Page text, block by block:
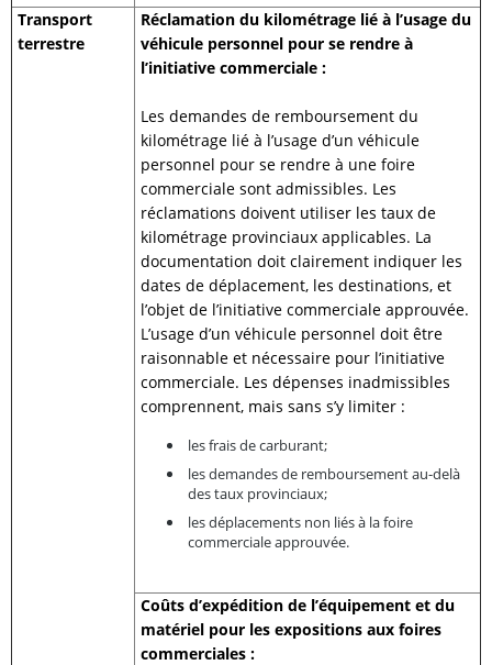
Transport
terrestre
Réclamation du kilométrage lié à l’usage du
véhicule personnel pour se rendre à
l’initiative commerciale :
Les demandes de remboursement du
kilométrage lié à l’usage d’un véhicule
personnel pour se rendre à une foire
commerciale sont admissibles. Les
réclamations doivent utiliser les taux de
kilométrage provinciaux applicables. La
documentation doit clairement indiquer les
dates de déplacement, les destinations, et
l’objet de l’initiative commerciale approuvée.
L’usage d’un véhicule personnel doit être
raisonnable et nécessaire pour l’initiative
commerciale. Les dépenses inadmissibles
comprennent, mais sans s’y limiter :
les frais de carburant;
les demandes de remboursement au-delà
des taux provinciaux;
les déplacements non liés à la foire
commerciale approuvée.
Coûts d’expédition de l’équipement et du
matériel pour les expositions aux foires
commerciales :